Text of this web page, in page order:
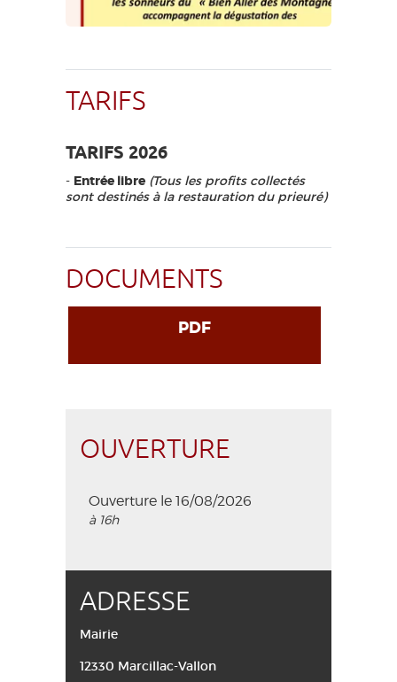
TARIFS
TARIFS 2026
- Entrée libre (Tous les profits collectés
sont destinés à la restauration du prieuré)
DOCUMENTS
PDF
OUVERTURE
Ouverture le 16/08/2026
à 16h
ADRESSE
Mairie
12330 Marcillac-Vallon